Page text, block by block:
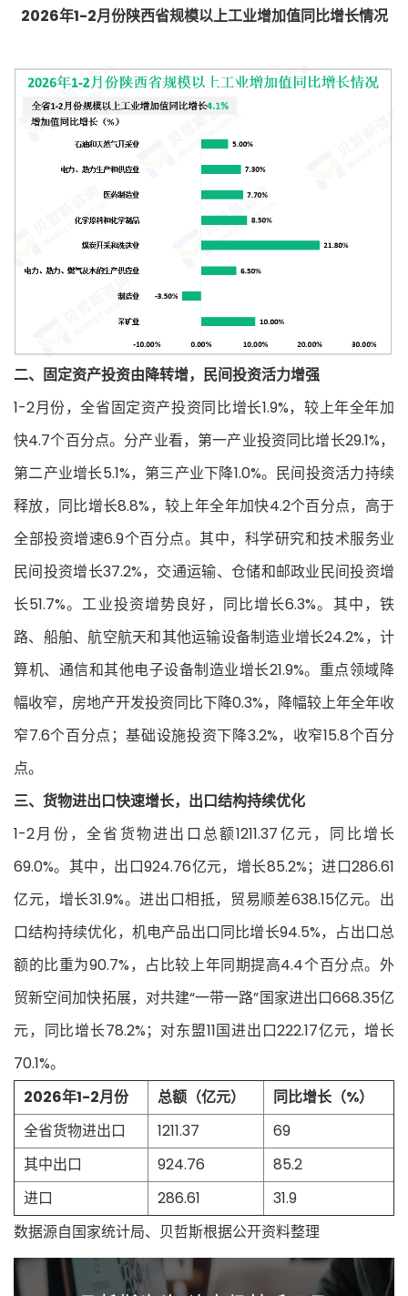
2026年1-2月份陕西省规模以上工业增加值同比增长情况
二、固定资产投资由降转增，民间投资活力增强
1-2月份，全省固定资产投资同比增长1.9%，较上年全年加
快4.7个百分点。分产业看，第一产业投资同比增长29.1%，
第二产业增长5.1%，第三产业下降1.0%。民间投资活力持续
释放，同比增长8.8%，较上年全年加快4.2个百分点，高于
全部投资增速6.9个百分点。其中，科学研究和技术服务业
民间投资增长37.2%，交通运输、仓储和邮政业民间投资增
长51.7%。工业投资增势良好，同比增长6.3%。其中，铁
路、船舶、航空航天和其他运输设备制造业增长24.2%，计
算机、通信和其他电子设备制造业增长21.9%。重点领域降
幅收窄，房地产开发投资同比下降0.3%，降幅较上年全年收
窄7.6个百分点；基础设施投资下降3.2%，收窄15.8个百分
点。
三、货物进出口快速增长，出口结构持续优化
1-2月份，全省货物进出口总额1211.37亿元，同比增长
69.0%。其中，出口924.76亿元，增长85.2%；进口286.61
亿元，增长31.9%。进出口相抵，贸易顺差638.15亿元。出
口结构持续优化，机电产品出口同比增长94.5%，占出口总
额的比重为90.7%，占比较上年同期提高4.4个百分点。外
贸新空间加快拓展，对共建“一带一路”国家进出口668.35亿
元，同比增长78.2%；对东盟11国进出口222.17亿元，增长
70.1%。
2026年1-2月份
总额（亿元）
同比增长（%）
全省货物进出口
1211.37
69
其中出口
924.76
85.2
进口
286.61
31.9
数据源自国家统计局、贝哲斯根据公开资料整理